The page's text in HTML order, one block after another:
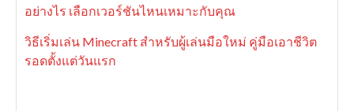
อย่างไร เลือกเวอร์ชันไหนเหมาะกับคุณ
วิธีเริ่มเล่น Minecraft สำหรับผู้เล่นมือใหม่ คู่มือเอาชีวิต
รอดตั้งแต่วันแรก